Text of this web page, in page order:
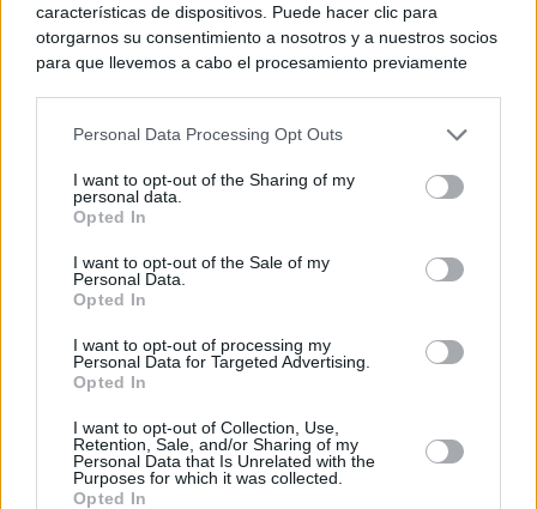
características de dispositivos. Puede hacer clic para
otorgarnos su consentimiento a nosotros y a nuestros socios
para que llevemos a cabo el procesamiento previamente
negar su consentimiento. Tenga en cuenta que algún
de su consentimiento, pero usted tiene el derecho de
rechazar tal procesamiento. Sus preferencias se aplicarán
cualquier momento entrando de nuevo en este sitio web o
visitando nuestra política de privacidad.
Personal Data Processing Opt Outs
I want to opt-out of the Sharing of my
personal data.
Opted In
I want to opt-out of the Sale of my
Personal Data.
Opted In
I want to opt-out of processing my
Personal Data for Targeted Advertising.
Opted In
I want to opt-out of Collection, Use,
Retention, Sale, and/or Sharing of my
Personal Data that Is Unrelated with the
Purposes for which it was collected.
Opted In